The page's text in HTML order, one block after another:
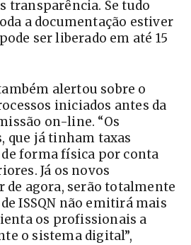
transparência. Se tudo
a documentação estiver
ser liberado em até 15
alertou sobre o
iniciados antes da
on-line. “Os
que já tinham taxas
forma física por conta
Já os novos
de agora, serão totalmente
ISSQN não emitirá mais
os profissionais a
o sistema digital”,